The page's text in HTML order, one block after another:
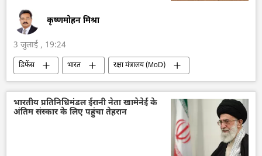
कृष्णमोहन मिश्रा
3 जुलाई , 19:24
डिफेंस भारत
रक्षा मंत्रालय (MoD)
भारत के रक्षा मंत्री
भारतीय सेना
भारतीय नौसेना
भारतीय वायुसेना
दिल्ली
ड्रोन
भारतीय प्रतिनिधिमंडल ईरानी नेता खामेनेई के
अंतिम संस्कार के लिए पहुंचा तेहरान